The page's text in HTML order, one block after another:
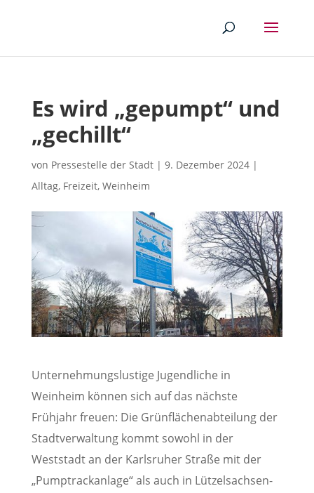
Es wird „gepumpt“ und
„gechillt“
von Pressestelle der Stadt| 9. Dezember 2024|
Alltag, Freizeit, Weinheim
Unternehmungslustige Jugendliche in
Weinheim können sich auf das nächste
Frühjahr freuen: Die Grünflächenabteilung der
Stadtverwaltung kommt sowohl in der
Weststadt an der Karlsruher Straße mit der
„Pumptrackanlage“ als auch in Lützelsachsen-